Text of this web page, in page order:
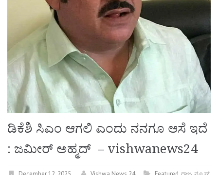
ಡಿಕೆಶಿ ಸಿಎಂ ಆಗಲಿ ಎಂದು ನನಗೂ ಆಸೆ ಇದೆ
: ಜಮೀರ್ ಅಹ್ಮದ್ – vishwanews24